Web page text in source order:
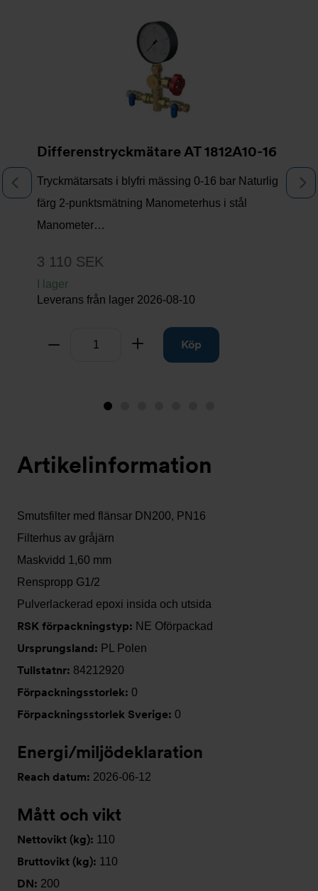
Differenstryckmätare AT 1812A10-16
Tryckmätarsats i blyfri mässing 0-16 bar Naturlig
färg 2-punktsmätning Manometerhus i stål
Manometer…
3 110 SEK
I lager
Leverans från lager 2026-08-10
Ta bort Lägg tillKöp
Föregående
Bild
nu)
Artikelinformation
Smutsfilter med flänsar DN200, PN16
Filterhus av gråjärn
Maskvidd 1,60 mm
Renspropp G1/2
Pulverlackerad epoxi insida och utsida
RSK förpackningstyp: NE Oförpackad
Ursprungsland: PL Polen
Tullstatnr: 84212920
Förpackningsstorlek: 0
Förpackningsstorlek Sverige: 0
Energi/miljödeklaration
Reach datum: 2026-06-12
Mått och vikt
Nettovikt (kg): 110
Bruttovikt (kg): 110
DN: 200